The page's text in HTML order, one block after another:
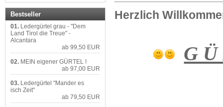
Herzlich
G Ü
Bestseller
01. Ledergürtel grau - "Dem
Land Tirol die Treue" -
Alcantara
ab 99,50 EUR
02. MEIN eigener GÜRTEL !
ab 97,00 EUR
03. Ledergürtel "Mander es
isch Zeit"
ab 79,50 EUR